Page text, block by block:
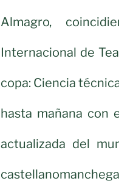
Almagro,
Internacional de
copa: Ciencia
hasta mañana con
actualizada del